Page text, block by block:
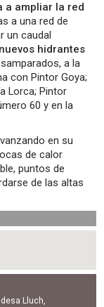
a ampliar la red
a una red de
un caudal
hidrantes
a la
con Pintor Goya;
Lorca; Pintor
60 y en la
en su
de calor
puntos de
de las altas
Lluch,